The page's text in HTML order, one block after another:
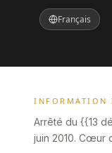
Français
INFORMATION
Arrêté du {{13
juin 2010. Cœur